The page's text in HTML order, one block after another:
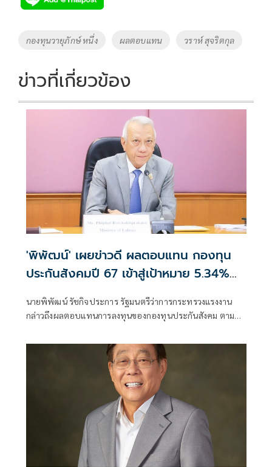
b
o
k
er y
Li
k
Tags
กองทุนวายุภักษ์ หนึ่ง ผลตอบแทน วราห์ สุจริตกุล
ข่าวที่เกี่ยวข้อง
'พิพัฒน์' เผยข่าวดี ผลตอบแทน กองทุน
ประกันสังคมปี 67 เข้าสู่เป้าหมาย 5.34%
ทะลุเป้าหมายไปที่ 8% เรียกร้อง อนุฯ ลงทุน
ของ สปส.ยกเลิกความคิดเก่า พิจารณาเท
รนด์ของโลกปัจจุบัน ลงทุนเรื่องอะไร
นายพิพัฒน์ รัชกิจประการ รัฐมนตรีว่าการกระทรวงแรงงาน
กล่าวถึงผลตอบแทนการลงทุนของกองทุนประกันสังคม ตาม